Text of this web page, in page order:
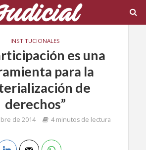
INSTITUCIONALES
es una
para la
de
derechos”
de 2014 4 minutos de lectura